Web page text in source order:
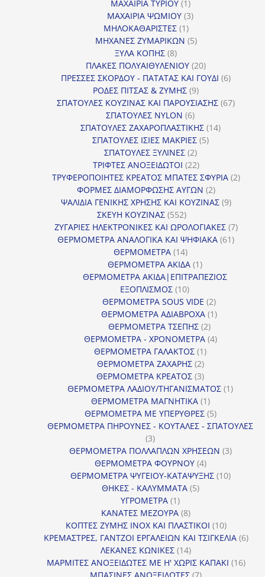
ΜΑΧΑΙΡΙΑ ΤΥΡΙΟΥ 11
προϊόν
ΜΑΧΑΙΡΙΑ ΨΩΜΙΟΥ 33
ΜΗΛΟΚΑΘΑΡΙΣΤΕΣ 11
προϊόν
ΜΗΧΑΝΕΣ ΖΥΜΑΡΙΚΩΝ 55
ΞΥΛΑ ΚΟΠΗΣ 88
προϊόντα
ΠΛΑΚΕΣ ΠΟΛΥΑΙΘΥΛΕΝΙΟΥ 2020
προϊόντα
ΠΡΕΣΣΕΣ ΣΚΟΡΔΟΥ - ΠΑΤΑΤΑΣ ΚΑΙ ΓΟΥΔΙ 66
ΡΟΔΕΣ ΠΙΤΣΑΣ & ΖΥΜΗΣ 99
προϊόντα
ΣΠΑΤΟΥΛΕΣ ΚΟΥΖΙΝΑΣ ΚΑΙ ΠΑΡΟΥΣΙΑΣΗΣ 6767
ΣΠΑΤΟΥΛΕΣ NYLON 66
προϊόντα
ΣΠΑΤΟΥΛΕΣ ΖΑΧΑΡΟΠΛΑΣΤΙΚΗΣ 1414
ΣΠΑΤΟΥΛΕΣ ΙΣΙΕΣ ΜΑΚΡΙΕΣ 55
ΣΠΑΤΟΥΛΕΣ ΞΥΛΙΝΕΣ 22
προϊόντα
ΤΡΙΦΤΕΣ ΑΝΟΞΕΙΔΩΤΟΙ 2222
προϊόντα
ΤΡΥΦΕΡΟΠΟΙΗΤΕΣ ΚΡΕΑΤΟΣ ΜΠΑΤΕΣ ΣΦΥΡΙΑ 22
ΦΟΡΜΕΣ ΔΙΑΜΟΡΦΩΣΗΣ ΑΥΓΩΝ 22
προϊόντα
ΨΑΛΙΔΙΑ ΓΕΝΙΚΗΣ ΧΡΗΣΗΣ ΚΑΙ ΚΟΥΖΙΝΑΣ 99
ΣΚΕΥΗ ΚΟΥΖΙΝΑΣ 552552
προϊόντα
ΖΥΓΑΡΙΕΣ ΗΛΕΚΤΡΟΝΙΚΕΣ ΚΑΙ ΩΡΟΛΟΓΙΑΚΕΣ 77
ΘΕΡΜΟΜΕΤΡΑ ΑΝΑΛΟΓΙΚΑ ΚΑΙ ΨΗΦΙΑΚΑ 6161
ΘΕΡΜΟΜΕΤΡΑ 1414
προϊόντα
ΘΕΡΜΟΜΕΤΡΑ ΑΚΙΔΑ 11
προϊόν
ΘΕΡΜΟΜΕΤΡΑ ΑΚΙΔΑ|ΕΠΙΤΡΑΠΕΖΙΟΣ
ΕΞΟΠΛΙΣΜΟΣ 1010
προϊόντα
ΘΕΡΜΟΜΕΤΡΑ SOUS VIDE 22
προϊόντα
ΘΕΡΜΟΜΕΤΡΑ ΑΔΙΑΒΡΟΧΑ 11
ΘΕΡΜΟΜΕΤΡΑ ΤΣΕΠΗΣ 22
προϊόντα
ΘΕΡΜΟΜΕΤΡΑ - ΧΡΟΝΟΜΕΤΡΑ 44
ΘΕΡΜΟΜΕΤΡΑ ΓΑΛΑΚΤΟΣ 11
προϊόν
ΘΕΡΜΟΜΕΤΡΑ ΖΑΧΑΡΗΣ 22
προϊόντα
ΘΕΡΜΟΜΕΤΡΑ ΚΡΕΑΤΟΣ 33
προϊόντα
ΘΕΡΜΟΜΕΤΡΑ ΛΑΔΙΟΥ/ΤΗΓΑΝΙΣΜΑΤΟΣ 11
ΘΕΡΜΟΜΕΤΡΑ ΜΑΓΝΗΤΙΚΑ 11
προϊόν
ΘΕΡΜΟΜΕΤΡΑ ΜΕ ΥΠΕΡΥΘΡΕΣ 55
προϊόντα
ΘΕΡΜΟΜΕΤΡΑ ΠΗΡΟΥΝΕΣ - ΚΟΥΤΑΛΕΣ - ΣΠΑΤΟΥΛΕΣ
33
προϊόντα
ΘΕΡΜΟΜΕΤΡΑ ΠΟΛΛΑΠΛΩΝ ΧΡΗΣΕΩΝ 33
ΘΕΡΜΟΜΕΤΡΑ ΦΟΥΡΝΟΥ 44
προϊόντα
ΘΕΡΜΟΜΕΤΡΑ ΨΥΓΕΙΟΥ-ΚΑΤΑΨΥΞΗΣ 1010
ΘΗΚΕΣ - ΚΑΛΥΜΜΑΤΑ 55
ΥΓΡΟΜΕΤΡΑ 11
προϊόν
ΚΑΝΑΤΕΣ ΜΕΖΟΥΡΑ 88
προϊόντα
ΚΟΠΤΕΣ ΖΥΜΗΣ INOX ΚΑΙ ΠΛΑΣΤΙΚΟΙ 1010
προϊόντα
ΚΡΕΜΑΣΤΡΕΣ, ΓΑΝΤΖΟΙ ΕΡΓΑΛΕΙΩΝ ΚΑΙ ΤΣΙΓΚΕΛΙΑ 66
ΛΕΚΑΝΕΣ ΚΩΝΙΚΕΣ 1414
προϊόντα
ΜΑΡΜΙΤΕΣ ΑΝΟΞΕΙΔΩΤΕΣ ΜΕ Η' ΧΩΡΙΣ ΚΑΠΑΚΙ 1616
ΜΠΑΣΙΝΕΣ ΑΝΟΞΕΙΔΩΤΕΣ 77